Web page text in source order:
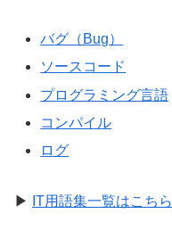
バグ（Bug）
ソースコード
プログラミング言語
コンパイル
ログ
▶ IT用語集一覧はこちら